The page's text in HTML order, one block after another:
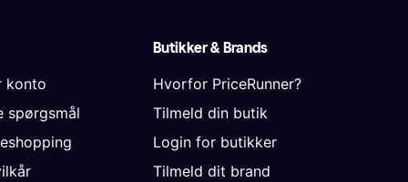
konto
spørgsmål
Butikker & Brands
Hvorfor PriceRunner?
Tilmeld din butik
Login for butikker
Tilmeld dit brand